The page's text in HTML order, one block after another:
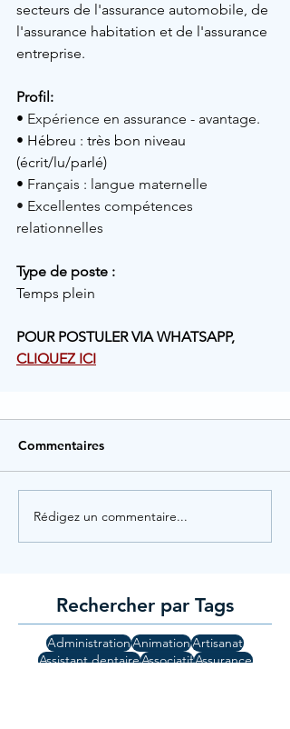
secteurs de l'assurance automobile, de
l'assurance habitation et de l'assurance
entreprise.
Profil:
• Expérience en assurance - avantage.
• Hébreu : très bon niveau
(écrit/lu/parlé)
• Français : langue maternelle
• Excellentes compétences
relationnelles
Type de poste :
Temps plein
POUR POSTULER VIA WHATSAPP,
CLIQUEZ ICI
Commentaires
Rédigez un commentaire...
Rechercher par Tags
AdministrationAnimationArtisanat
Assistant dentaireAssociatifAssurance